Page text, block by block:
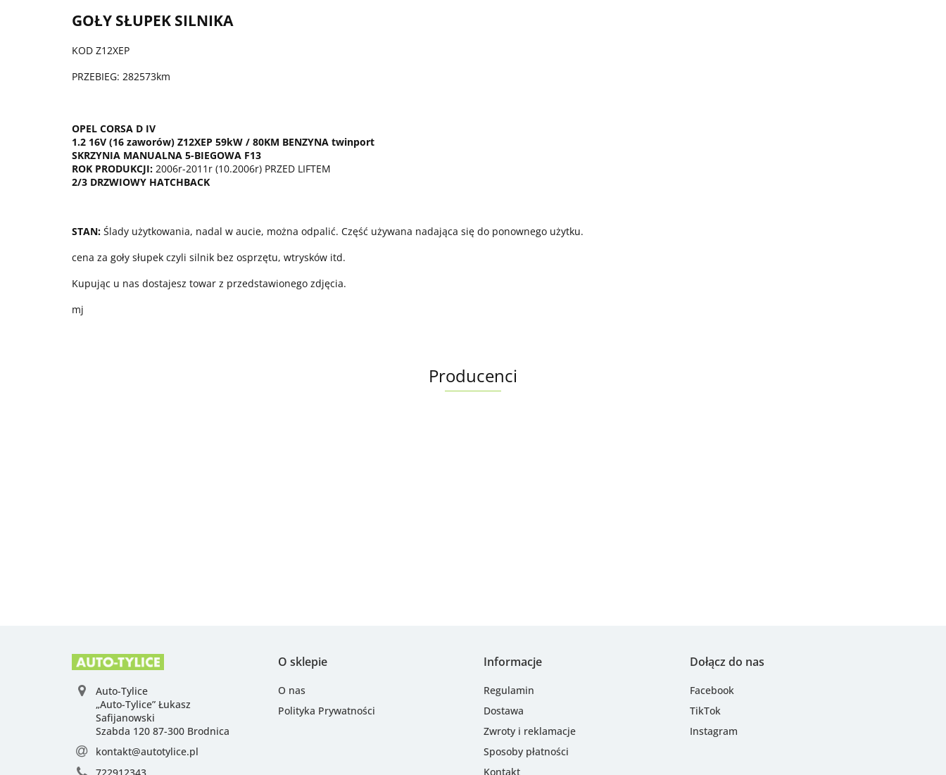
GOŁY SŁUPEK SILNIKA
KOD Z12XEP
PRZEBIEG: 282573km
OPEL CORSA D IV
1.2 16V (16 zaworów) Z12XEP 59kW / 80KM BENZYNA twinport
SKRZYNIA MANUALNA 5-BIEGOWA F13
ROK PRODUKCJI: 2006r-2011 r (10.2006r) PRZED LIFTEM
2/3 DRZWIOWY HATCHBACK
STAN: Ślady użytkowania, nadal w aucie, można odpalić. Część używana nadająca się do ponownego użytku.
cena za goły słupek czyli silnik bez osprzętu, wtrysków itd.
Kupując u nas dostajesz towar z przedstawionego zdjęcia.
mj
Producenci
Arvin Meritor
Auto-Tylice
„Auto-Tylice” Łukasz
Safijanowski
Szabda 120 87-300 Brodnica
kontakt@autotylice.pl
O sklepie
O nas
Polityka Prywatności
Informacje
Regulamin
Dostawa
Zwroty i reklamacje
Sposoby płatności
Kontakt
Dołącz do nas
Facebook
TikTok
Instagram